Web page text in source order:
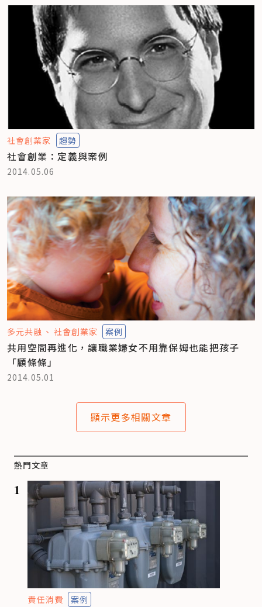
社會創業家 趨勢
社會創業：定義與案例
2014.05.06
多元共融 社會創業家 案例
共用空間再進化，讓職業婦女不用靠保姆也能把孩子
「顧條條」
2014.05.01
顯示更多相關文章
熱門文章
1
責任消費 案例